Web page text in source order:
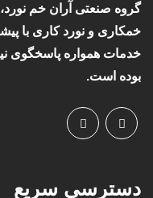
خمکاری و نورد کاری با
خدمات همواره پاسخگوی
بوده است.
دسترسی سریع